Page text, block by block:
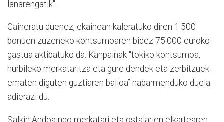
lanarengatik".
Gaineratu duenez, ekainean kaleratuko diren 1.500
bonuen zuzeneko kontsumoaren bidez 75.000 euroko
gastua aktibatuko da. Kanpainak "tokiko kontsumoa,
hurbileko merkataritza eta gure dendek eta zerbitzuek
ematen diguten guztiaren balioa” nabarmenduko duela
adierazi du.
Salkin Andoaingo merkatari eta ostalarien elkartearen